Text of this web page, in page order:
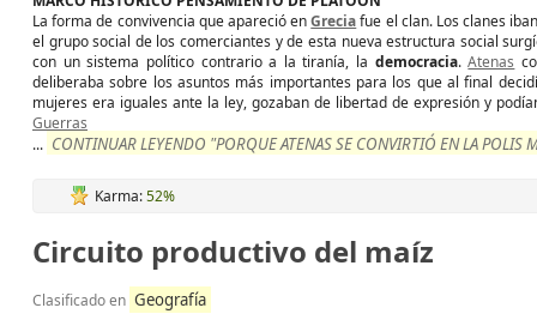
La forma de convivencia que apareció enGreciafue el clan. Los clanes
el grupo social de los comerciantes y de esta nueva estructura social
con un sistema político contrario a la tiranía, la democracia.Atenas
deliberaba sobre los asuntos más importantes para los que al final
mujeres era iguales ante la ley, gozaban de libertad de expresión y
Guerras
... CONTINUAR LEYENDO "PORQUE ATENAS SE CONVIRTIÓ EN LA POLIS
Karma:52%
Circuito productivo del maíz
Clasificado en Geografía